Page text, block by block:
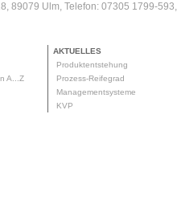
89079 Ulm, Telefon: 07305 1799-
A...Z
AKTUELLES
Produktentstehung
Prozess-Reifegrad
Managementsysteme
KVP